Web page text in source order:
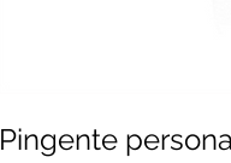
Pingente